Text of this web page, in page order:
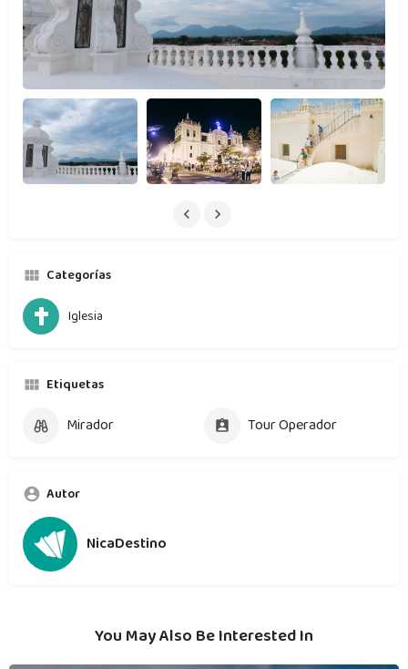
Categorías
Iglesia
Etiquetas
Mirador Tour Operador
Autor
NicaDestino
You May Also Be Interested In